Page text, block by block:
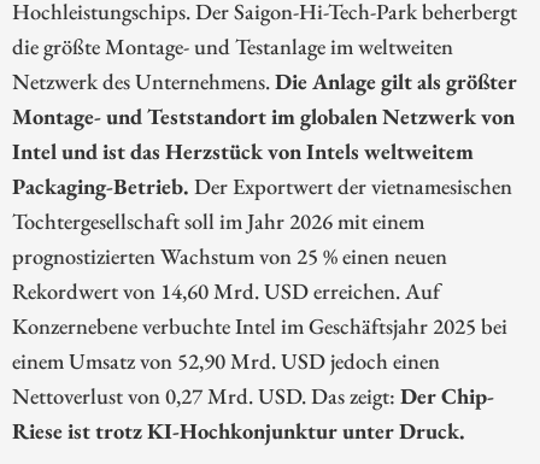
Hochleistungschips. Der Saigon-Hi-Tech-Park beherbergt
die größte Montage- und Testanlage im weltweiten
Netzwerk des Unternehmens.Die Anlage gilt als größter
Montage- und Teststandort im globalen Netzwerk von
Intel und ist das Herzstück von Intels weltweitem
Packaging-Betrieb. Der Exportwert der vietnamesischen
Tochtergesellschaft soll im Jahr 2026 mit einem
prognostizierten Wachstum von 25 % einen neuen
Rekordwert von 14,60 Mrd. USD erreichen. Auf
Konzernebene verbuchte Intel im Geschäftsjahr 2025 bei
einem Umsatz von 52,90 Mrd. USD jedoch einen
Nettoverlust von 0,27 Mrd. USD. Das zeigt: Der Chip-
Riese ist trotz KI-Hochkonjunktur unter Druck.